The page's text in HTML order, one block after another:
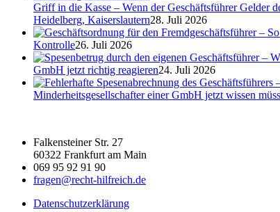
Griff in die Kasse – Wenn der Geschäftsführer Gelder
Heidelberg, Kaiserslautern28. Juli 2026
Kontrolle26. Juli 2026
GmbH jetzt richtig reagieren24. Juli 2026
Minderheitsgesellschafter einer GmbH jetzt wissen
Falkensteiner Str. 27
60322 Frankfurt am Main
069 95 92 91 90
fragen@recht-hilfreich.de
Datenschutzerklärung